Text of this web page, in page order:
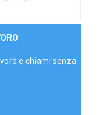
e chiami senza